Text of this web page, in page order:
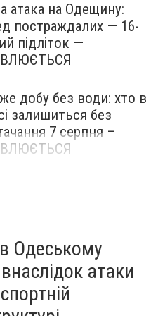
атака на Одещину:
постраждалих — 16-
підліток —
добу без води: хто в
залишиться без
7 серпня –
Одеському
атаки